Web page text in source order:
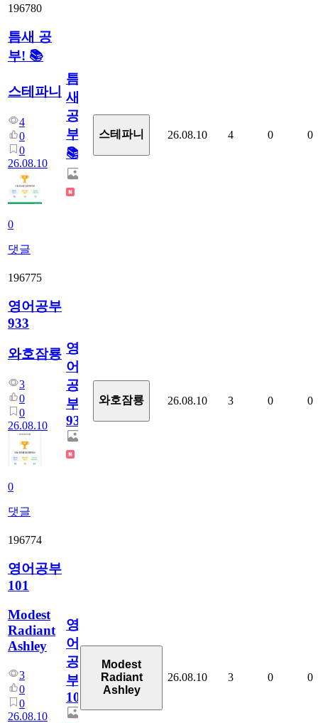
196780
틈새 공
부! 📚
스테파니
4
0
0
26.08.10
0
댓글
틈
새
공
부!
📚
스테파니 26.08.10 4 0 0
196775
영어공부
933
와호잠룡
3
0
0
26.08.10
0
댓글
영
어
공
부
933
와호잠룡 26.08.10 3 0 0
196774
영어공부
101
Modest
Radiant
Ashley
3
0
0
26.08.10
영
어
공
부
101
Modest
Radiant
Ashley
26.08.10 3 0 0